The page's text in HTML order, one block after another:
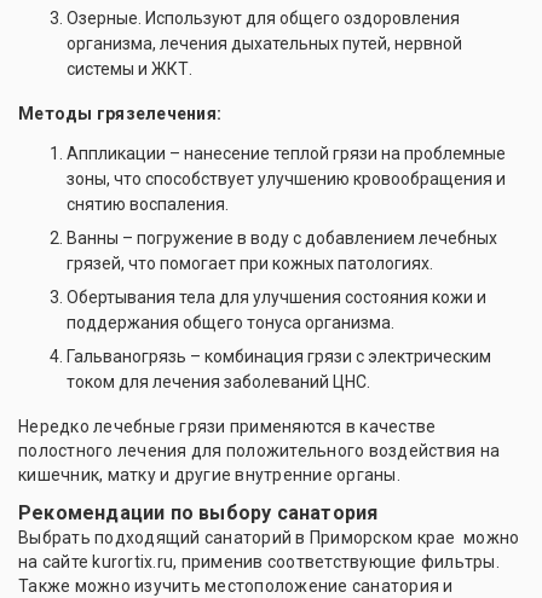
Озерные. Используют для общего оздоровления
организма, лечения дыхательных путей, нервной
системы и ЖКТ.
Методы грязелечения:
Аппликации – нанесение теплой грязи на проблемные
зоны, что способствует улучшению кровообращения и
снятию воспаления.
Ванны – погружение в воду с добавлением лечебных
грязей, что помогает при кожных патологиях.
Обертывания тела для улучшения состояния кожи и
поддержания общего тонуса организма.
Гальваногрязь – комбинация грязи с электрическим
током для лечения заболеваний ЦНС.
Нередко лечебные грязи применяются в качестве
полостного лечения для положительного воздействия на
кишечник, матку и другие внутренние органы.
Рекомендации по выбору санатория
Выбрать подходящий санаторий в Приморском крае можно
на сайте kurortix.ru, применив соответствующие фильтры.
Также можно изучить местоположение санатория и